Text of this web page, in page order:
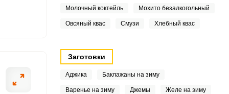
Молочный коктейль Мохито безалкогольный
Овсяный квас Смузи Хлебный квас
Заготовки
Аджика Баклажаны на зиму
Варенье на зиму Джемы Желе на зиму